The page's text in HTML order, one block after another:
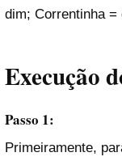
dim; Correntinha =
Execução
Passo 1:
Primeiramente,